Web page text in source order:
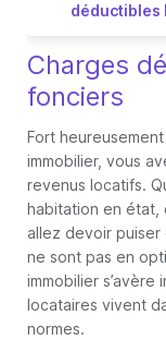
déductibles
Charges
fonciers
Fort
immobilier, vous
revenus locatifs.
habitation en état,
allez devoir
ne sont pas en
immobilier s’avère
locataires vivent
normes.